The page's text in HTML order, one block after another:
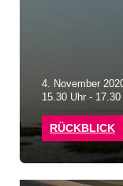
4. November
15.30 Uhr - 17.30
RÜCKBLICK